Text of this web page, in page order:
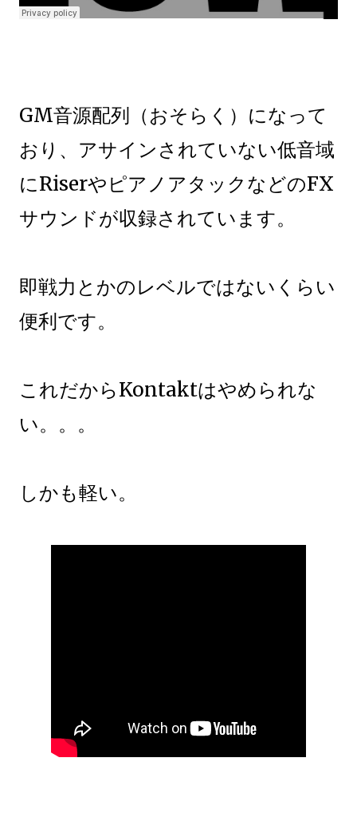
GM音源配列（おそらく）になって
おり、アサインされていない低音域
にRiserやピアノアタックなどのFX
サウンドが収録されています。
即戦力とかのレベルではないくらい
便利です。
これだからKontaktはやめられな
い。。。
しかも軽い。